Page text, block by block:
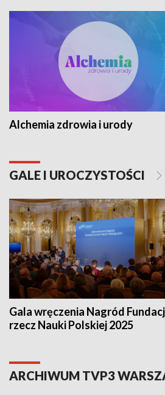
Alchemia zdrowia i urody
GALE I UROCZYSTOŚCI
Gala wręczenia Nagród
rzecz Nauki Polskiej 2025
ARCHIWUM TVP3